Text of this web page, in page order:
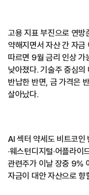
고용 지표 부진으로 연
약해지면서 자산 간 자금
따르면 9월 금리 인상
낮아졌다. 기술주 중심
반납한 반면, 금 가격은
살아났다.
AI 섹터 약세도 비트코인
·웨스턴디지털·어플라이
관련주가 이날 장중 9%
자금이 대안 자산으로 향